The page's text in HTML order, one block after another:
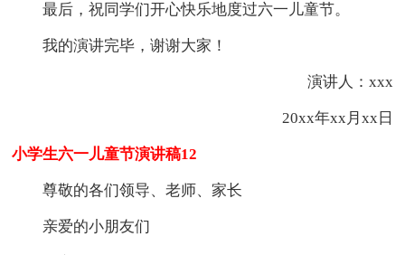
最后，祝同学们开心快乐地度过六一儿童节。
我的演讲完毕，谢谢大家！
演讲人：xxx
20xx年xx月xx日
小学生六一儿童节演讲稿12
尊敬的各们领导、老师、家长
亲爱的小朋友们